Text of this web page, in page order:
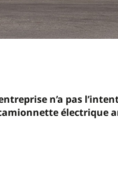
n’a pas
électrique